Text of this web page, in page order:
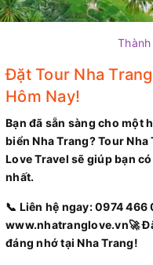
Đặt Tour Nha
Hôm Nay!
Bạn đã sẵn sàng cho một
biển Nha Trang? Tour
Love Travel sẽ giúp bạn
nhất.
📞 Liên hệ ngay: 0974 466
www.nhatranglove.vn🚀
đáng nhớ tại Nha Trang!